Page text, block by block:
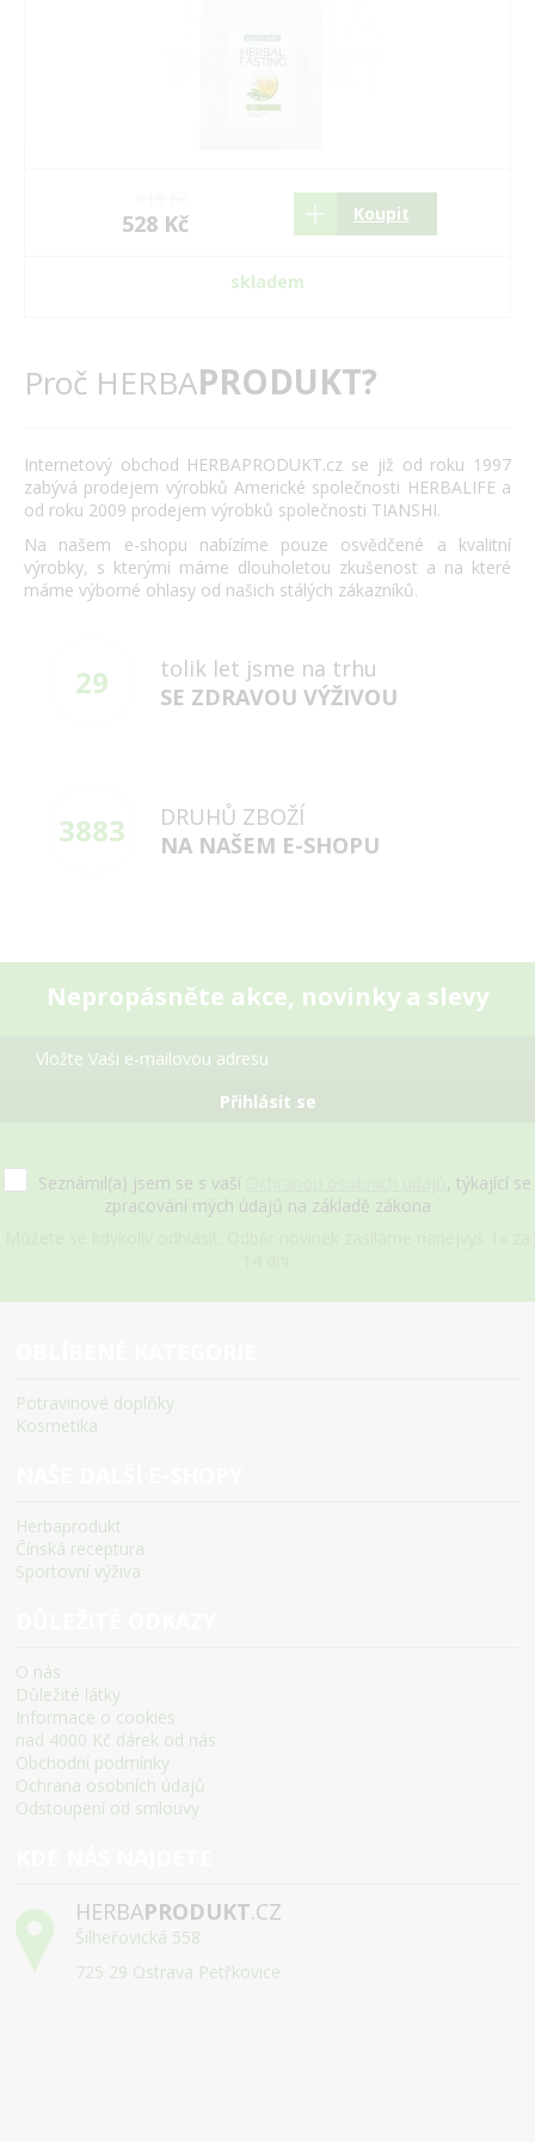
528 Kč Koupit
skladem
Proč HERBAPRODUKT?
Internetový obchod HERBAPRODUKT.cz se již od roku 1997
zabývá prodejem výrobků Americké společnosti HERBALIFE a
od roku 2009 prodejem výrobků společnosti TIANSHI.
Na našem e-shopu nabízíme pouze osvědčené a kvalitní
výrobky, s kterými máme dlouholetou zkušenost a na které
máme výborné ohlasy od našich stálých zákazníků.
29
tolik let jsme na trhu
SE ZDRAVOU VÝŽIVOU
3883
DRUHŮ ZBOŽÍ
NA NAŠEM E-SHOPU
Nepropásněte akce, novinky a slevy
Přihlásit se
Seznámil(a) jsem se s vaší
, týkající se
zpracování mých údajů na základě zákona
Potravinové doplňky
Kosmetika
Herbaprodukt
Čínská receptura
Sportovní výživa
O nás
Důležité látky
Informace o cookies
nad 4000 Kč dárek od nás
Obchodní podmínky
Ochrana osobních údajů
Odstoupení od smlouvy
HERBAPRODUKT.CZ
Šilheřovická 558
725 29 Ostrava Petřkovice